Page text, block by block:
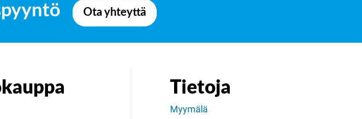
Ota yhteyttä
Tietoja
Myymälä